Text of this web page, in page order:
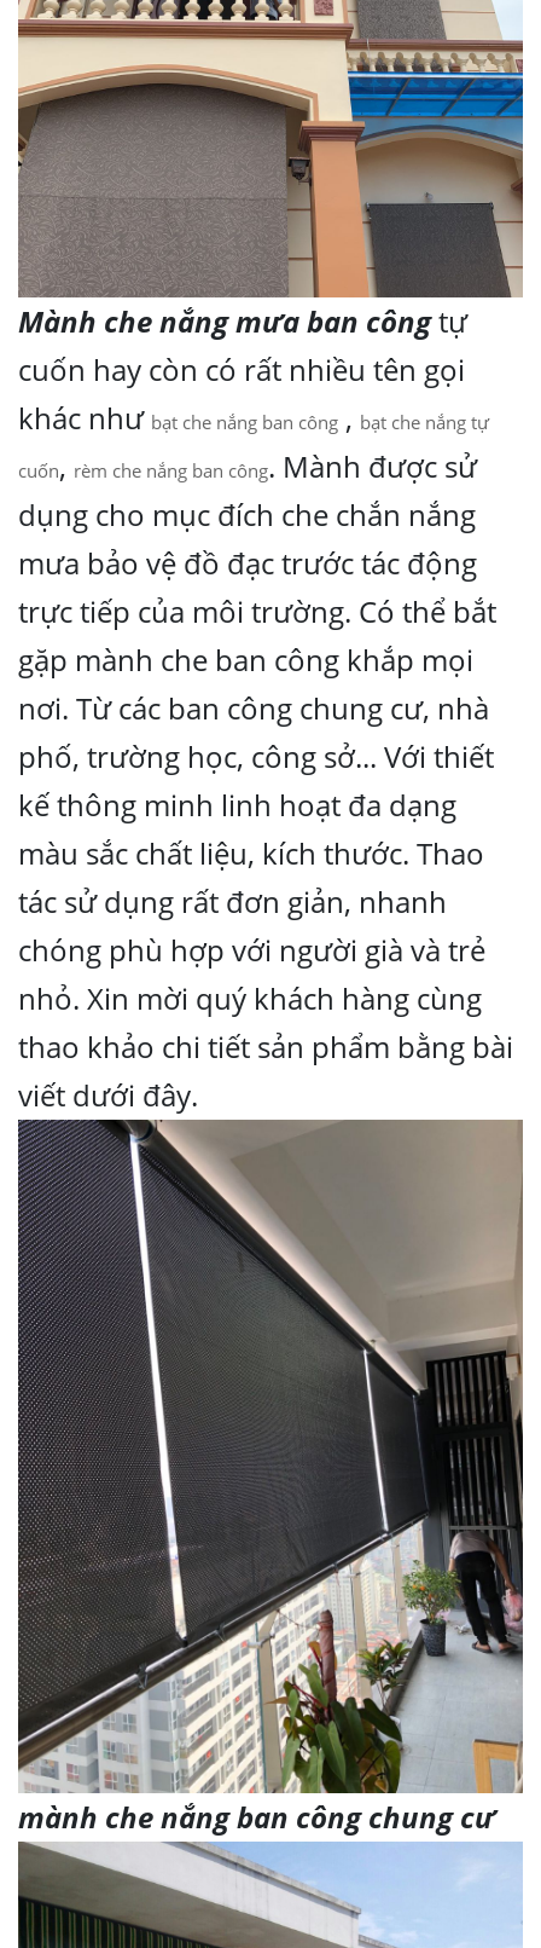
Mành che nắng mưa ban côngtự
cuốn hay còn có rất nhiều tên gọi
khác như bạt che nắng ban công , bạt che nắng tự
cuốn, rèm che nắng ban công. Mành được sử
dụng cho mục đích che chắn nắng
mưa bảo vệ đồ đạc trước tác động
trực tiếp của môi trường. Có thể bắt
gặp mành che ban công khắp mọi
nơi. Từ các ban công chung cư, nhà
phố, trường học, công sở... Với thiết
kế thông minh linh hoạt đa dạng
màu sắc chất liệu, kích thước. Thao
tác sử dụng rất đơn giản, nhanh
chóng phù hợp với người già và trẻ
nhỏ. Xin mời quý khách hàng cùng
thao khảo chi tiết sản phẩm bằng bài
viết dưới đây.
mành che nắng ban công chung cư